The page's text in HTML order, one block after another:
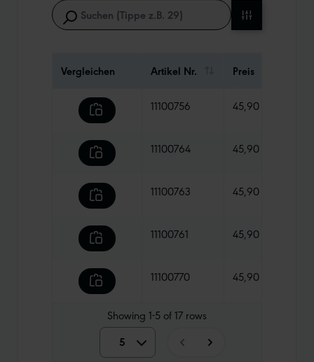
Vergleichen Artikel Nr. Preis
11100756 45,90 €
11100764 45,90 €
11100763 45,90 €
11100761 45,90 €
11100770 45,90 €
Showing 1-5of17 rows
5 5